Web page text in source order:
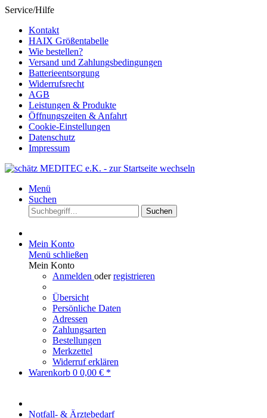
Service/Hilfe
Kontakt
HAIX Größentabelle
Wie bestellen?
Versand und Zahlungsbedingungen
Batterieentsorgung
Widerrufsrecht
AGB
Leistungen & Produkte
Öffnungszeiten & Anfahrt
Cookie-Einstellungen
Datenschutz
Impressum
Menü
Suchen
Suchen
Mein Konto
Menü schließen
Mein Konto
Anmelden oderregistrieren
Übersicht
Persönliche Daten
Adressen
Zahlungsarten
Bestellungen
Merkzettel
Widerruf erklären
Warenkorb 0 0,00 € *
Notfall- & Ärztebedarf